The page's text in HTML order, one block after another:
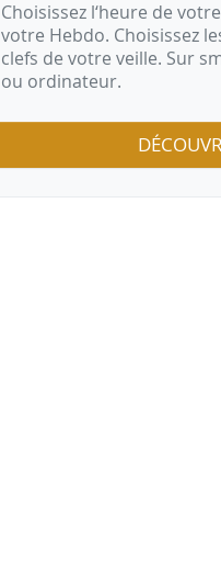
Choisissez l‘heure de
votre Hebdo. Choisissez
clefs de votre veille. Sur
ou ordinateur.